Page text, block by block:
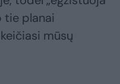
tie planai
mūsų